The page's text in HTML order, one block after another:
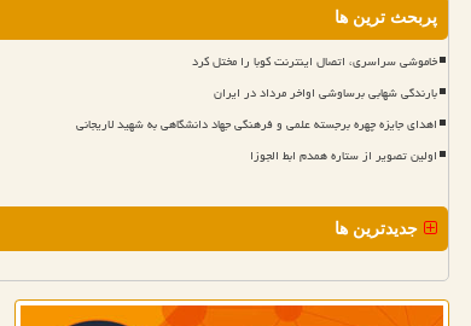
پربحث ترین ها
خاموشی سراسری، اتصال اینترنت کوبا را مختل کرد
بارندگی شهابی برساوشی اواخر مرداد در ایران
اهدای جایزه چهره برجسته علمی و فرهنگی جهاد دانشگاهی به شهید لاریجانی
اولین تصویر از ستاره همدم ابط الجوزا
جدیدترین ها